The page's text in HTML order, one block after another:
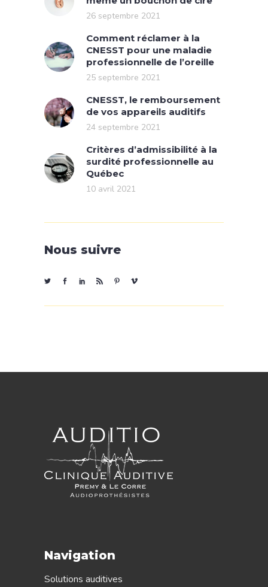
26 septembre 2021
Comment réclamer à la
CNESST pour une maladie
professionnelle de l’oreille
25 septembre 2021
CNESST, le remboursement
de vos appareils auditifs
24 septembre 2021
Critères d’admissibilité à la
surdité professionnelle au
Québec
10 avril 2021
Nous suivre
Navigation
Solutions auditives